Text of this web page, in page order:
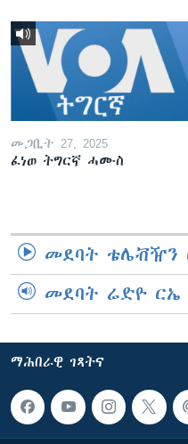
መጋቢት 27, 2025
ፈነወ ትግርኛ ሓሙስ
መደባት ቴሌቭዥን
መደባት ሬድዮ ርኤ
ማሕበራዊ ገጻትና